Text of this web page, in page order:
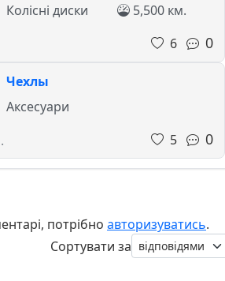
Колісні диски
5,500 км.
6
0
Чехлы
Аксесуари
5
0
потрібно авторизуватись.
Сортувати за